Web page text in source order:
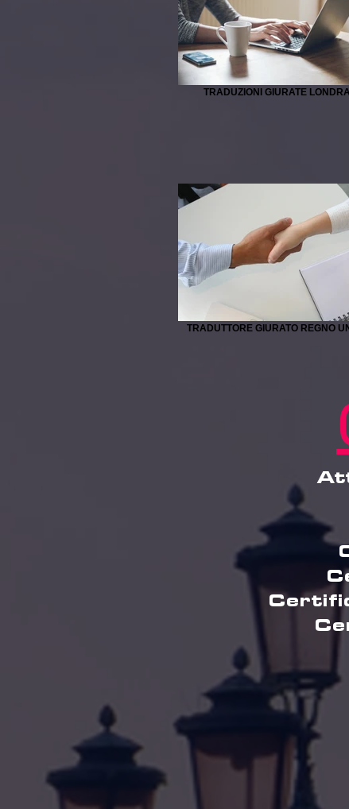
TRADUZIONI GIURATE LONDRA
TRADUTTORE GIURATO REGNO